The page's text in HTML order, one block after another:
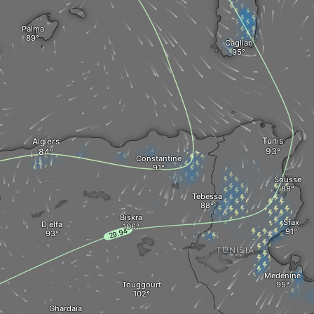
Palma
Algiers
Ghardaia
Djelfa
Tunis
Cagliari
Touggourt
Biskra Sfax
Medenine
TUNISIA
Sousse
Constantine
Tebessa